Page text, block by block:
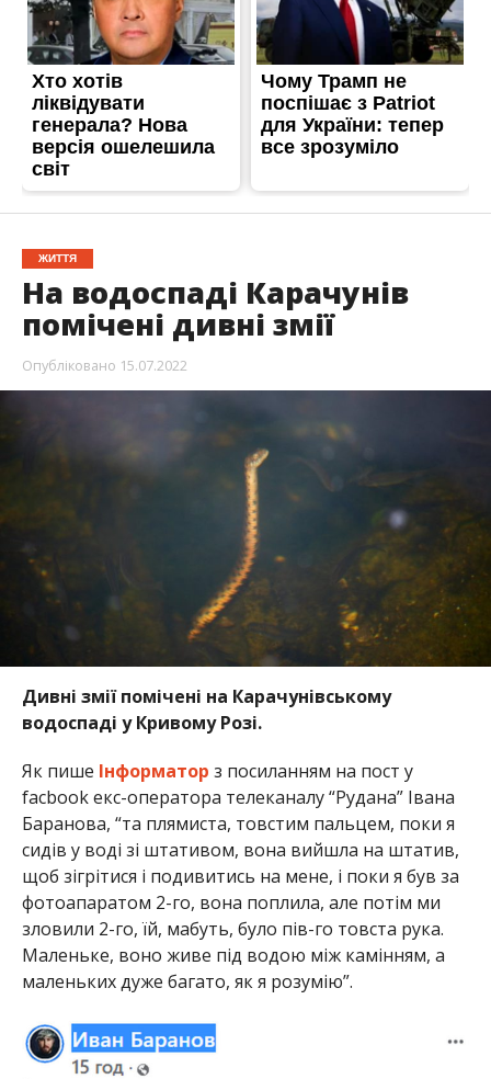
ЖИТТЯ
На водоспаді Карачунів
помічені дивні змії
Опубліковано 15.07.2022
Дивні змії помічені на Карачунівському
водоспаді у Кривому Розі.
Як пише Інформатор з посиланням на пост у
facbook екс-оператора телеканалу “Рудана” Івана
Баранова, “та плямиста, товстим пальцем, поки я
сидів у воді зі штативом, вона вийшла на штатив,
щоб зігрітися і подивитись на мене, і поки я був за
фотоапаратом 2-го, вона поплила, але потім ми
зловили 2-го, їй, мабуть, було пів-го товста рука.
Маленьке, воно живе під водою між камінням, а
маленьких дуже багато, як я розумію”.